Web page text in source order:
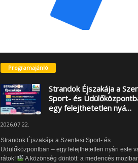
Programajánló
Strandok Éjszakája a
Sport- és
egy felejthetetlen nyá…
2026.07.22.
Strandok Éjszakája a Szentesi Sport- és
Üdülőközpontban – egy felejthetetlen nyári este
rátok!
A közönség döntött: a medencés